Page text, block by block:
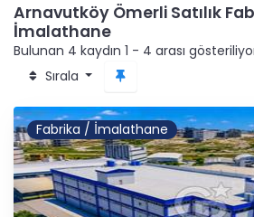
Arnavutköy Ömerli Satılık
İmalathane
Bulunan 4 kaydın 1 - 4 arası
Sırala
Fabrika / İmalathane